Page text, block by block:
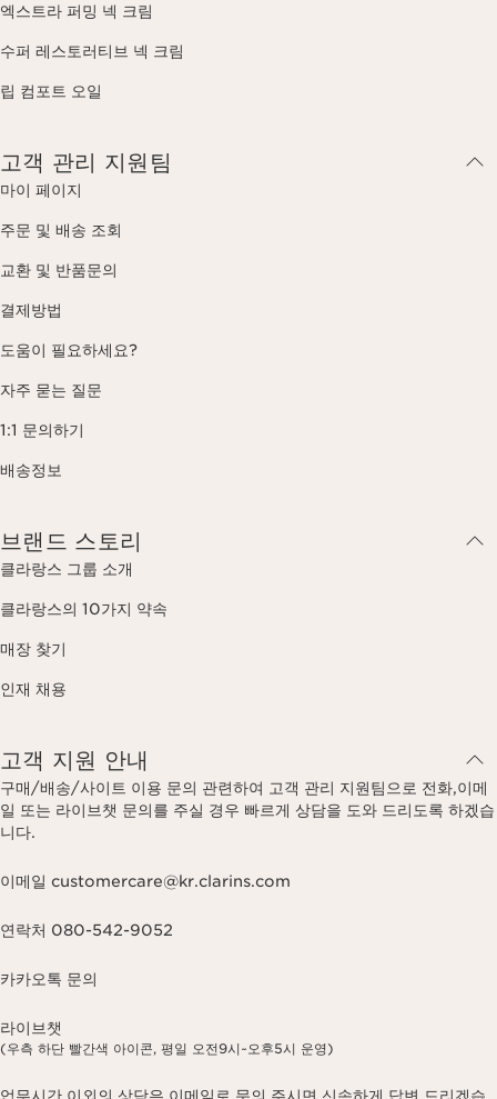
엑스트라 퍼밍 넥 크림
수퍼 레스토러티브 넥 크림
립 컴포트 오일
고객 관리 지원팀
마이 페이지
주문 및 배송 조회
교환 및 반품문의
결제방법
도움이 필요하세요?
자주 묻는 질문
1:1 문의하기
배송정보
브랜드 스토리
클라랑스 그룹 소개
클라랑스의 10가지 약속
매장 찾기
인재 채용
고객 지원 안내
구매/배송/사이트 이용 문의 관련하여 고객 관리 지원팀으로 전화,이메
일 또는 라이브챗 문의를 주실 경우 빠르게 상담을 도와 드리도록 하겠습
니다.
이메일 customercare@kr.clarins.com
연락처 080-542-9052
카카오톡 문의
라이브챗
(우측 하단 빨간색 아이콘, 평일 오전9시~오후5시 운영)